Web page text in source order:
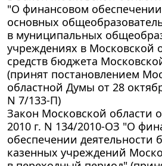
"О финансовом
основных
в муниципальных
учреждениях в Московской
средств бюджета
(принят постановлением
областной Думы от 28
N 7/133-П)
Закон Московской области
2010 г. N 134/2010-ОЗ "О
обеспечении деятельности
казенных учреждений